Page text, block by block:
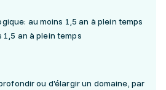
au moins 1,5 an à plein temps
1,5 an à plein temps
ou d'élargir un domaine, par